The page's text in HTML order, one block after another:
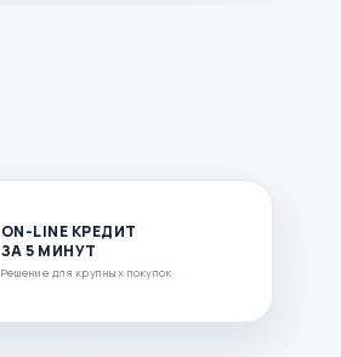
ON-LINE КРЕДИТ
ЗА 5 МИНУТ
Решение для крупных покупок